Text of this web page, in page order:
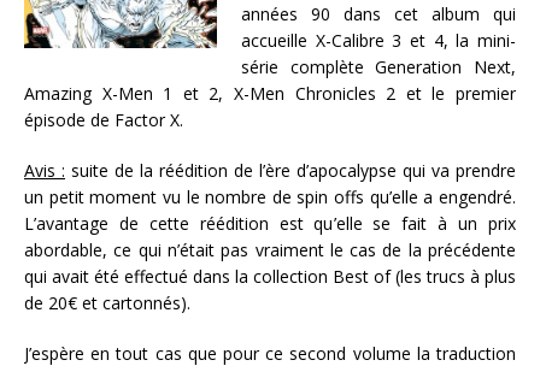
années 90 dans cet album qui
accueille X-Calibre 3 et 4, la mini-
série complète Generation Next,
Amazing X-Men 1 et 2, X-Men Chronicles 2 et le premier
épisode de Factor X.
Avis : suite de la réédition de l’ère d’apocalypse qui va prendre
un petit moment vu le nombre de spin offs qu’elle a engendré.
L’avantage de cette réédition est qu’elle se fait à un prix
abordable, ce qui n’était pas vraiment le cas de la précédente
qui avait été effectué dans la collection Best of (les trucs à plus
de 20€ et cartonnés).
J’espère en tout cas que pour ce second volume la traduction